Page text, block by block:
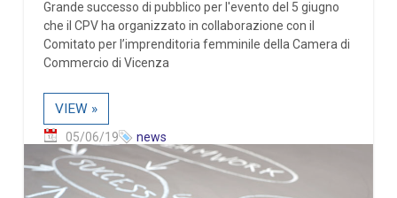
Grande successo di pubblico per l'evento del 5 giugno
che il CPV ha organizzato in collaborazione con il
Comitato per l’imprenditoria femminile della Camera di
Commercio di Vicenza
VIEW »
05/06/19 news